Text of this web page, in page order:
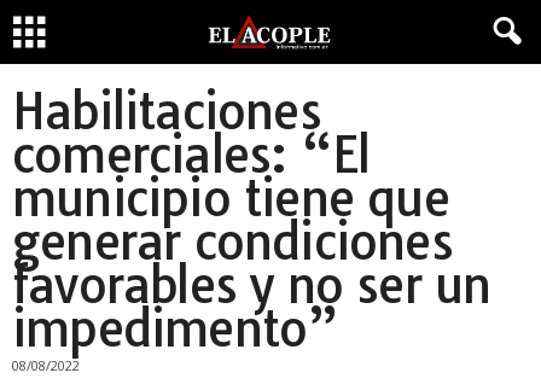
Habilitaciones
comerciales: “El
municipio tiene que
generar condiciones
favorables y no ser un
impedimento”
08/08/2022